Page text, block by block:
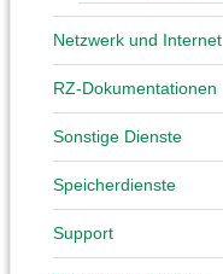
Netzwerk und Internet
RZ-Dokumentationen
Sonstige Dienste
Speicherdienste
Support